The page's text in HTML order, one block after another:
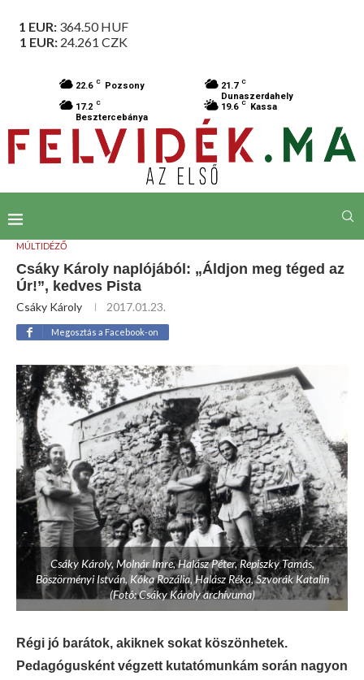
1 EUR: 364.50HUF
1 EUR: 24.261 CZK
22.6 C Pozsony 21.7 C
Dunaszerdahely
17.2 C
Besztercebánya
19.6 C Kassa
MÚLTIDÉZŐ
Csáky Károly naplójából: „Áldjon meg téged az
Úr!”, kedves Pista
Csáky Károly 2017.01.23.
Megosztás a Facebook-on
Csáky Károly, Molnár Imre, Halász Péter, Repiszky Tamás,
Böszörményi István, Kóka Rozália, Halász Réka, Szvorák Katalin
(Fotó: Csáky Károly archívuma)
Régi jó barátok, akiknek sokat köszönhetek.
Pedagógusként végzett kutatómunkám során nagyon